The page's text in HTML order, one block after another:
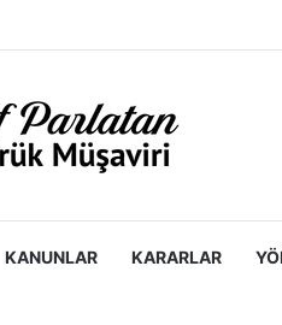
KANUNLAR KARARLAR